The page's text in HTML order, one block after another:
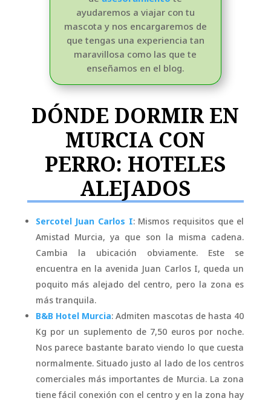
ayudaremos a viajar con tu
mascota y nos encargaremos de
que tengas una experiencia tan
maravillosa como las que te
enseñamos en el blog.
DÓNDE DORMIR EN
MURCIA CON
PERRO: HOTELES
ALEJADOS
Sercotel Juan Carlos I: Mismos requisitos que el
Amistad Murcia, ya que son la misma cadena.
Cambia la ubicación obviamente. Este se
encuentra en la avenida Juan Carlos I, queda un
poquito más alejado del centro, pero la zona es
más tranquila.
B&B Hotel Murcia: Admiten mascotas de hasta 40
Kg por un suplemento de 7,50 euros por noche.
Nos parece bastante barato viendo lo que cuesta
normalmente. Situado justo al lado de los centros
comerciales más importantes de Murcia. La zona
tiene fácil conexión con el centro y en la zona hay